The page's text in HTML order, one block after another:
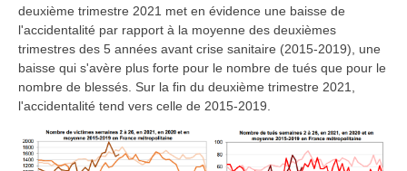
deuxième trimestre 2021 met en évidence une baisse de
l'accidentalité par rapport à la moyenne des deuxièmes
trimestres des 5 années avant crise sanitaire (2015-2019), une
baisse qui s'avère plus forte pour le nombre de tués que pour le
nombre de blessés. Sur la fin du deuxième trimestre 2021,
l'accidentalité tend vers celle de 2015-2019.